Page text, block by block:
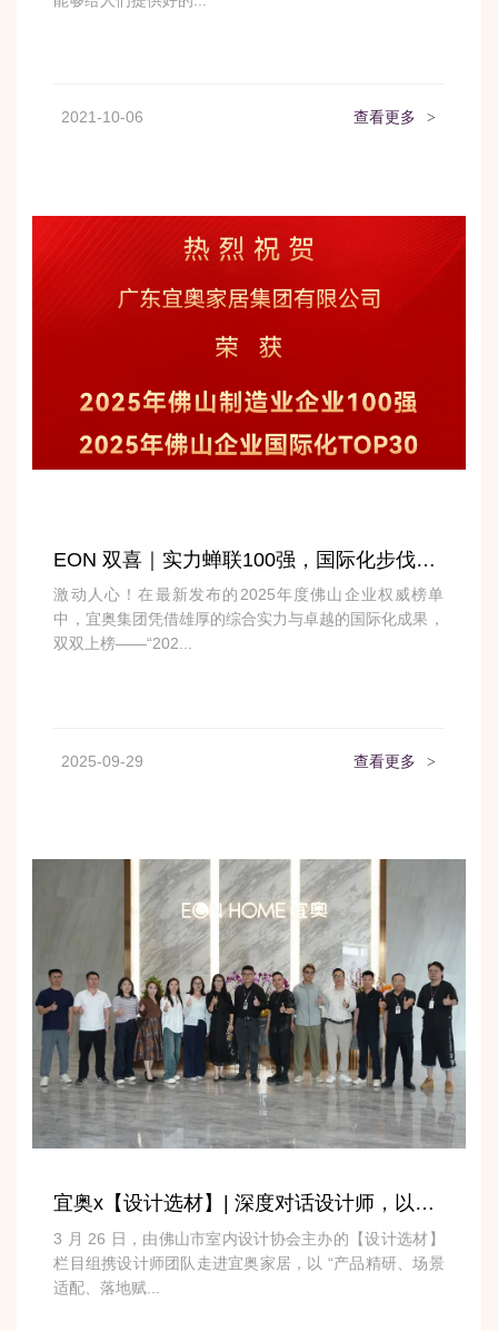
2021-10-06 查看更多 >
EON 双喜｜实力蝉联100强，国际化步伐迈向TOP30
激动人心！在最新发布的2025年度佛山企业权威榜单
中，宜奥集团凭借雄厚的综合实力与卓越的国际化成果，
双双上榜——“202...
2025-09-29 查看更多 >
宜奥x【设计选材】| 深度对话设计师，以硬核供应链赋能全案设计落地
3 月 26 日，由佛山市室内设计协会主办的【设计选材】
栏目组携设计师团队走进宜奥家居，以 “产品精研、场景
适配、落地赋...